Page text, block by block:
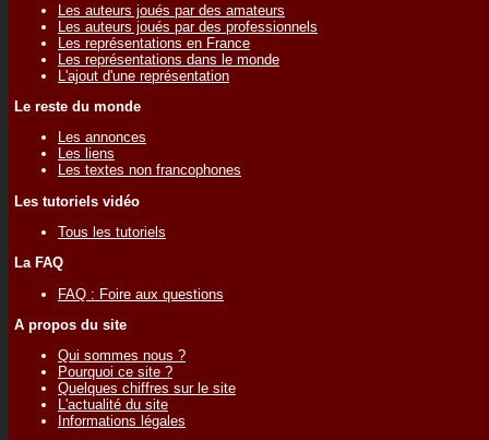
Les auteurs joués par des amateurs
Les auteurs joués par des professionnels
Les représentations en France
Les représentations dans le monde
L'ajout d'une représentation
Le reste du monde
Les annonces
Les liens
Les textes non francophones
Les tutoriels vidéo
Tous les tutoriels
La FAQ
FAQ : Foire aux questions
A propos du site
Qui sommes nous ?
Pourquoi ce site ?
Quelques chiffres sur le site
L'actualité du site
Informations légales